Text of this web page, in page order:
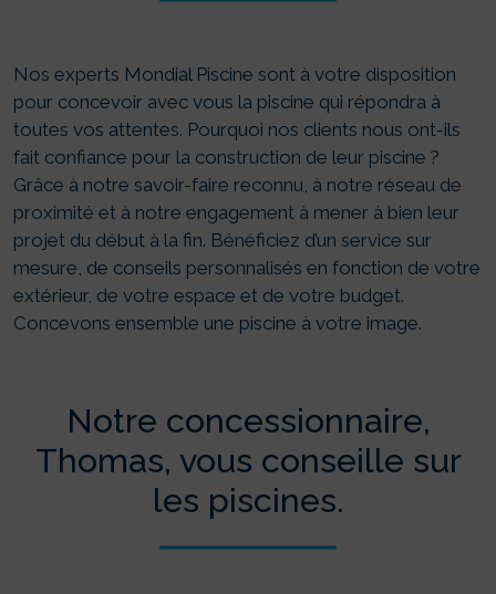
Nos experts Mondial Piscine sont à votre disposition
pour concevoir avec vous la piscine qui répondra à
toutes vos attentes. Pourquoi nos clients nous ont-ils
fait confiance pour la construction de leur piscine ?
Grâce à notre savoir-faire reconnu, à notre réseau de
proximité et à notre engagement à mener à bien leur
projet du début à la fin. Bénéficiez d’un service sur
mesure, de conseils personnalisés en fonction de votre
extérieur, de votre espace et de votre budget.
Concevons ensemble une piscine à votre image.
Notre concessionnaire,
Thomas, vous conseille sur
les piscines.